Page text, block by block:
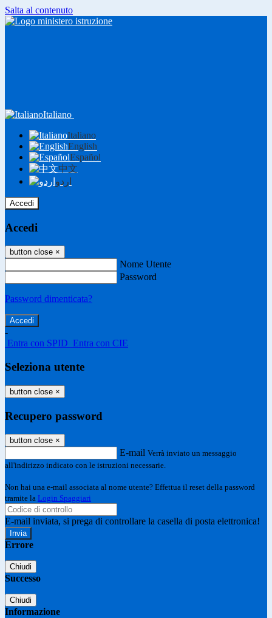
Salta al contenuto
Italiano
Italiano
English
Español
中文
اردو
Accedi
Accedi
button close ×
Nome Utente
Password
Password dimenticata?
-
Entra con SPID Entra con CIE
Seleziona utente
button close ×
Recupero password
button close ×
E-mail Verrà inviato un messaggio
all'indirizzo indicato con le istruzioni necessarie.
Non hai una e-mail associata al nome utente? Effettua il reset della password
tramite la Login Spaggiari
E-mail inviata, si prega di controllare la casella di posta elettronica!
Errore
Chiudi
Successo
Chiudi
Informazione